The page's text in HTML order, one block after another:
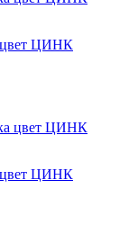
цвет ЦИНК
цвет ЦИНК